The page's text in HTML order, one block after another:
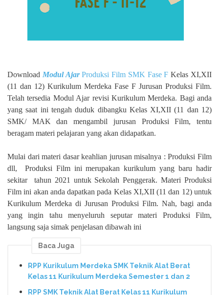
Download Modul AjarProduksi Film SMK Fase F Kelas XI,XII
(11 dan 12) Kurikulum Merdeka Fase F Jurusan Produksi Film.
Telah tersedia Modul Ajar revisi Kurikulum Merdeka. Bagi anda
yang saat ini tengah duduk dibangku Kelas XI,XII (11 dan 12)
SMK/ MAK dan mengambil jurusan Produksi Film, tentu
beragam materi pelajaran yang akan didapatkan.
Mulai dari materi dasar keahlian jurusan misalnya : Produksi Film
dll,
Produksi Film ini merupakan kurikulum yang baru hadir
sekitar
tahun 2021 untuk Sekolah Penggerak. Materi Produksi
Film ini akan anda dapatkan pada Kelas XI,XII (11 dan 12) untuk
Kurikulum Merdeka di Jurusan Produksi Film. Nah, bagi anda
yang ingin tahu menyeluruh seputar materi Produksi Film,
langsung saja simak penjelasan dibawah ini
Baca Juga
RPP Kurikulum Merdeka SMK Teknik Alat Berat
Kelas 11 Kurikulum Merdeka Semester 1 dan 2
RPP SMK Teknik Alat Berat Kelas 11 Kurikulum